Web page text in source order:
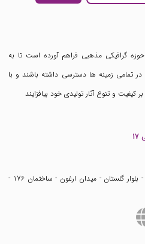
گرافیکی مذهبی فراهم آورده است تا به
در تمامی زمینه ها دسترسی داشته باشند و با
کیفیت و تنوع آثار تولیدی خود بیافزایند
تهران - شهر گلستان - بلوار گلستان - میدان ارغون - ساختمان 176 -